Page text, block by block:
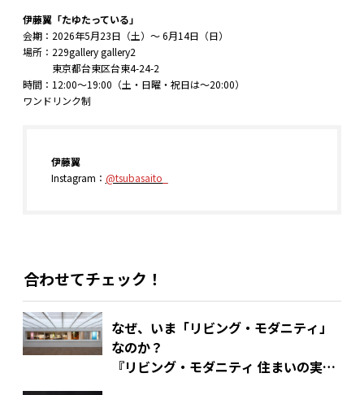
伊藤翼「たゆたっている」
会期：2026年5月23日（土）～ 6月14日（日）
場所：229gallery gallery2
東京都台東区台東4-24-2
時間：12:00～19:00（土・日曜・祝日は〜20:00）
ワンドリンク制
伊藤翼
Instagram： @tsubasaito_
合わせてチェック！
なぜ、いま「リビング・モダニティ」
なのか？
『リビング・モダニティ 住まいの実験